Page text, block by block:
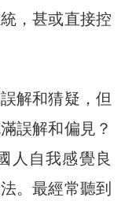
，甚或直接控
解和猜疑，但
誤解和偏見？
人自我感覺良
。最經常聽到